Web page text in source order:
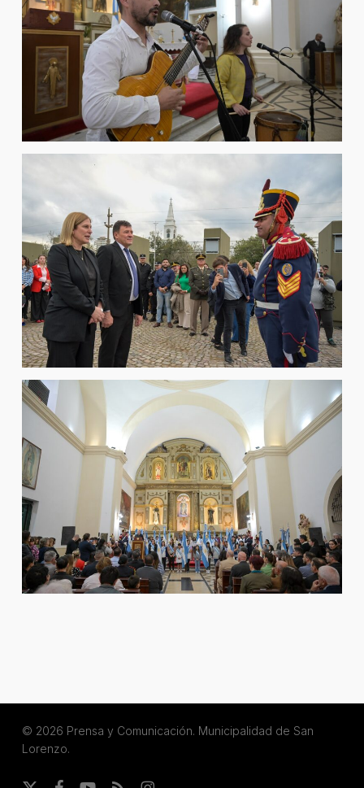
© 2026 Prensa y Comunicación. Municipalidad de San
Lorenzo.